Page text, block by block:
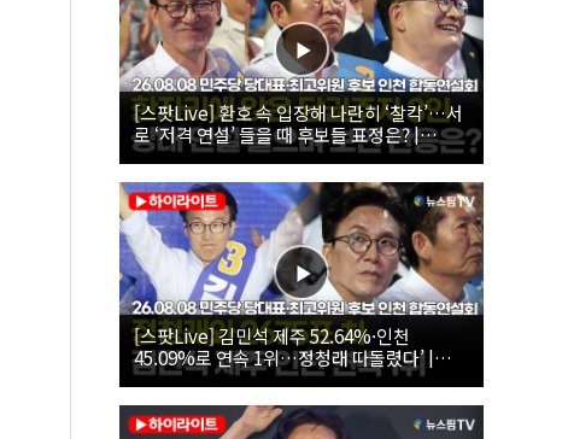
[스팟Live] 환호 속 입장해 나란히 ‘찰칵’…서
로 ‘저격 연설’ 들을 때 후보들 표정은? |
26.08.08 더불어민주당 당대표·최고위원 후
보 인천 합동연설회
[스팟Live] 김민석 제주 52.64%·인천
45.09%로 연속 1위…정청래 따돌렸다’ |
26.08.08 더불어민주당 당대표·최고위원 후
보 인천 합동연설회